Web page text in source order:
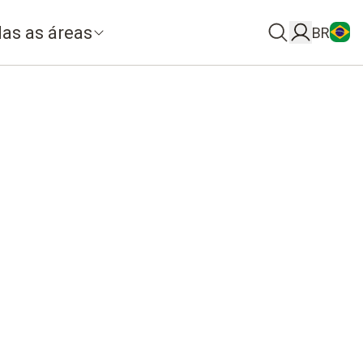
as áreas BR